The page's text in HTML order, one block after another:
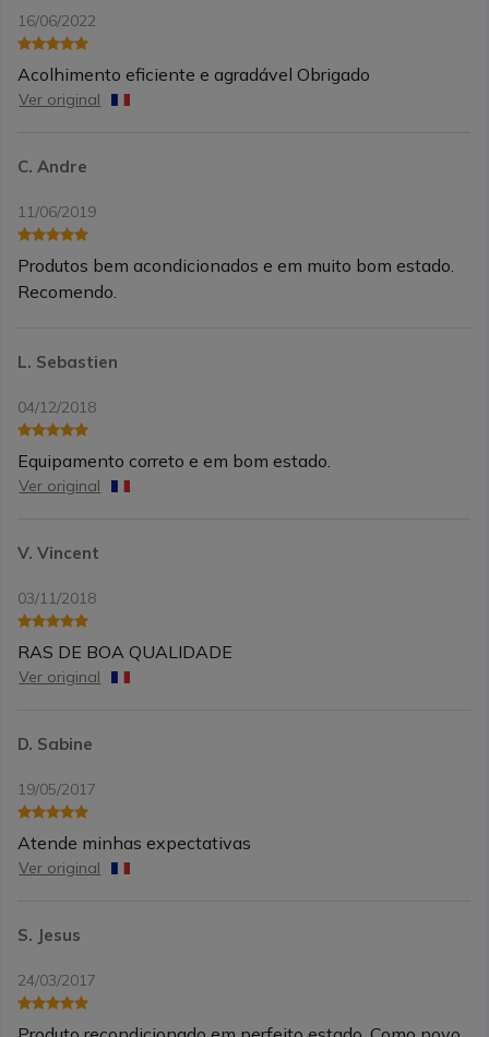
16/06/2022
Acolhimento eficiente e agradável Obrigado
Ver original
C. Andre
11/06/2019
Produtos bem acondicionados e em muito bom estado.
Recomendo.
L. Sebastien
04/12/2018
Equipamento correto e em bom estado.
Ver original
V. Vincent
03/11/2018
RAS DE BOA QUALIDADE
Ver original
D. Sabine
19/05/2017
Atende minhas expectativas
Ver original
S. Jesus
24/03/2017